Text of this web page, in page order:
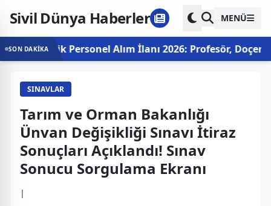
Sivil Dünya Haberler MENÜ
SON DAKİKA
Personel Alım İlanı 2026: Profesör, Doçent ve
SINAVLAR
Tarım ve Orman Bakanlığı
Ünvan Değişikliği Sınavı İtiraz
Sonuçları Açıklandı! Sınav
Sonucu Sorgulama Ekranı
|